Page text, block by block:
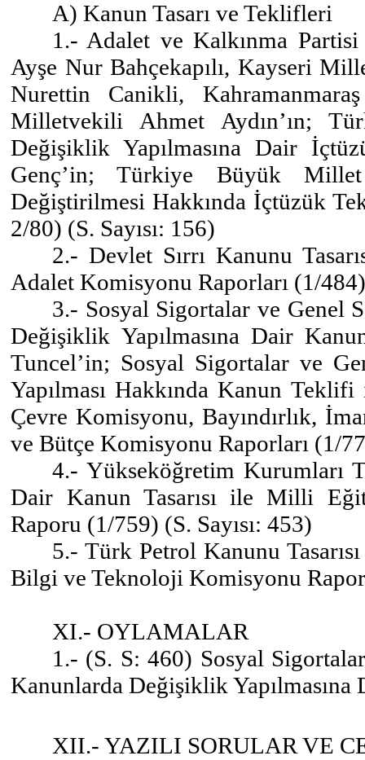
A) Kanun Tasarı ve Teklifleri
1.- Adalet ve Kalkınma
Ayşe Nur Bahçekapılı, Kayseri
Nurettin Canikli,
Milletvekili Ahmet Aydın’ın;
Değişiklik Yapılmasına Dair
Genç’in; Türkiye Büyük
Değiştirilmesi Hakkında İçtüzük
2/80) (S. Sayısı: 156)
2.- Devlet Sırrı Kanunu
Adalet Komisyonu Raporları (1/484)
3.- Sosyal Sigortalar ve Genel
Değişiklik Yapılmasına Dair
Tuncel’in; Sosyal Sigortalar ve
Yapılması Hakkında Kanun
Çevre Komisyonu, Bayındırlık,
ve Bütçe Komisyonu Raporları (1/
4.- Yükseköğretim Kurumları
Dair Kanun Tasarısı ile Milli
Raporu (1/759) (S. Sayısı: 453)
5.- Türk Petrol Kanunu
Bilgi ve Teknoloji Komisyonu
XI.- OYLAMALAR
1.- (S. S: 460) Sosyal
Kanunlarda Değişiklik Yapılmasına
XII.- YAZILI SORULAR VE